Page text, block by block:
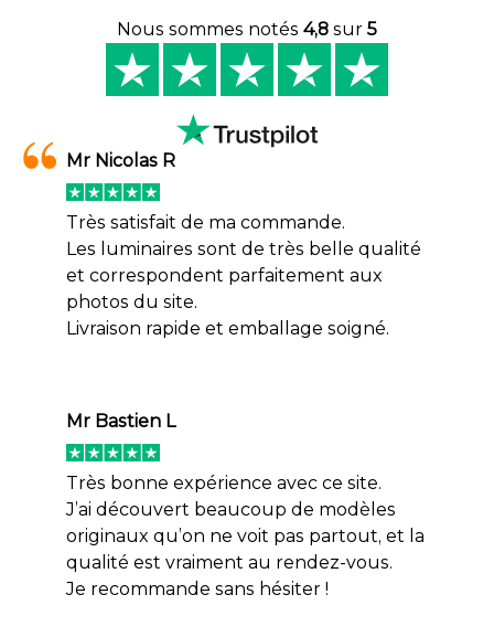
Nous sommes notés 4,8 sur 5
Mr Nicolas R
Très satisfait de ma commande.
Les luminaires sont de très belle qualité
et correspondent parfaitement aux
photos du site.
Livraison rapide et emballage soigné.
Mr Bastien L
Très bonne expérience avec ce site.
J’ai découvert beaucoup de modèles
originaux qu’on ne voit pas partout, et la
qualité est vraiment au rendez-vous.
Je recommande sans hésiter !